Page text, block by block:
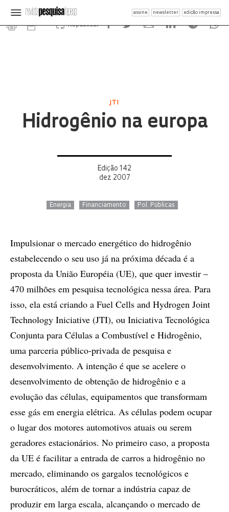
assine newsletter edição impressa
Republicar
JTI
Hidrogênio na europa
Edição 142
dez 2007
Energia Financiamento Pol. Públicas
Impulsionar o mercado energético do hidrogênio
estabelecendo o seu uso já na próxima década é a
proposta da União Européia (UE), que quer investir –
470 milhões em pesquisa tecnológica nessa área. Para
isso, ela está criando a Fuel Cells and Hydrogen Joint
Technology Iniciative (JTI), ou Iniciativa Tecnológica
Conjunta para Células a Combustível e Hidrogênio,
uma parceria público-privada de pesquisa e
desenvolvimento. A intenção é que se acelere o
desenvolvimento de obtenção de hidrogênio e a
evolução das células, equipamentos que transformam
esse gás em energia elétrica. As células podem ocupar
o lugar dos motores automotivos atuais ou serem
geradores estacionários. No primeiro caso, a proposta
da UE é facilitar a entrada de carros a hidrogênio no
mercado, eliminando os gargalos tecnológicos e
burocráticos, além de tornar a indústria capaz de
produzir em larga escala, alcançando o mercado de